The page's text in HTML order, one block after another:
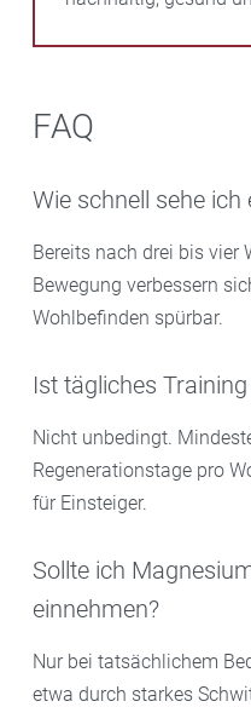
FAQ
Wie schnell sehe
Bereits nach drei bis vier
Bewegung verbessern
Wohlbefinden spürbar.
Ist tägliches
Nicht unbedingt.
Regenerationstage pro
für Einsteiger.
Sollte ich
einnehmen?
Nur bei tatsächlichem
etwa durch starkes